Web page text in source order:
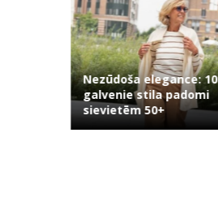
Nezūdoša elegance: 10
galvenie stila padomi
sievietēm 50+